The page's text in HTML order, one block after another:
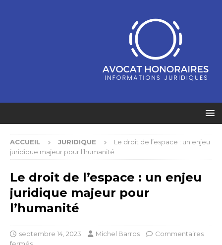
ACCUEIL JURIDIQUE
Le droit de l’espace : un enjeu
juridique majeur pour l’humanité
Le droit de l’espace : un enjeu
juridique majeur pour
l’humanité
septembre 14, 2023 Michel Barros
Commentaires